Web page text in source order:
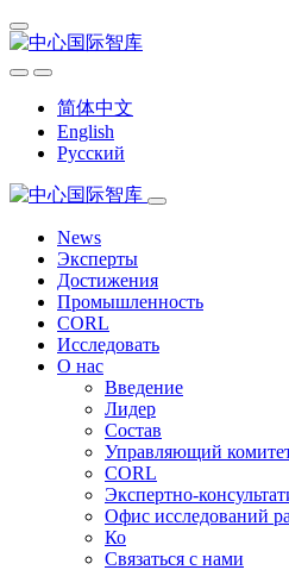
简体中文
English
Русский
News
Эксперты
Достижения
Промышленность
CORL
Исследовать
О нас
Введение
Лидер
Состав
Управляющий
CORL
Экспертно-
Офис исследований
Ко
Связаться с нами